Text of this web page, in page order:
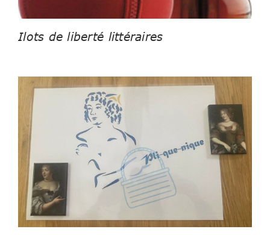
Ilots de liberté littéraires